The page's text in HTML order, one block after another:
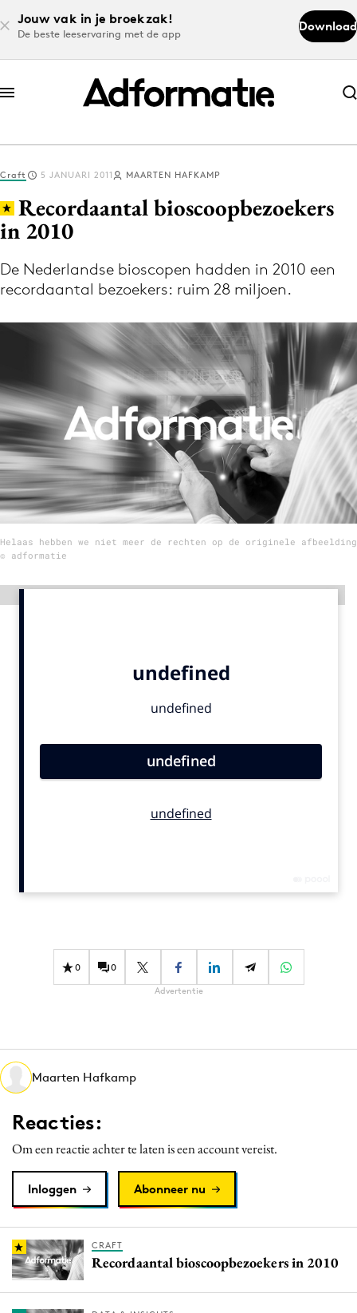
Jouw vak in je broekzak!
De beste leeservaring met de app
Download
Abonneer nu
Abonneer nu
Log in
Volg het laatste nieuws via de Adformatie
Nieuws app
Menu
Home
9 sept: GenAI-training
12 nov: MarketingLive!
Adverteren
Events
Carriere
Design
Diversiteit
Effectiviteit
Martech
Media
Merkstrategie
Purpose Marketing
Reputatie & crisis
Craft 5 JANUARI 2011 MAARTEN HAFKAMP
Recordaantal bioscoopbezoekers
in 2010
De Nederlandse bioscopen hadden in 2010 een
recordaantal bezoekers: ruim 28 miljoen.
Helaas hebben we niet meer de rechten op de originele afbeelding
© adformatie
0 0
Advertentie
Maarten Hafkamp
Reacties:
Om een reactie achter te laten is een account vereist.
Inloggen Abonneer nu
CRAFT
Recordaantal bioscoopbezoekers in 2010